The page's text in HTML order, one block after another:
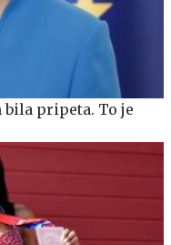
pripeta. To je